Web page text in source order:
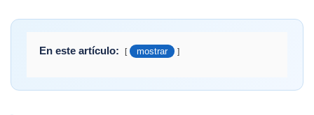
En este artículo: mostrar